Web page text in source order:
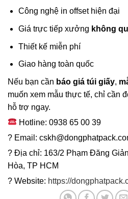
Công nghệ in offset hiện đại
Giá trực tiếp xưởng không
Thiết kế miễn phí
Giao hàng toàn quốc
Nếu bạn cần báo giá túi giấy,
muốn xem mẫu thực tế, chỉ cần
hỗ trợ ngay.
Hotline: 0938 65 00 39
? Email:
? Địa chỉ: 163/2 Phạm Đăng
Hòa, TP HCM
? Website: https://